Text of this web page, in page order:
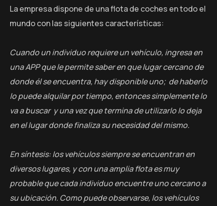
La empresa dispone de una flota de coches en todo el
mundo con las siguientes características:
Cuando un individuo requiere un vehículo, ingresa en
una APP que le permite saber en que lugar cercano de
donde él se encuentra, hay disponible uno; de haberlo
lo puede alquilar por tiempo, entonces simplemente lo
va a buscar y una vez que termina de utilizarlo lo deja
en el lugar donde finaliza su necesidad del mismo.
En síntesis: los vehículos siempre se encuentran en
diversos lugares, y con una amplia flota es muy
probable que cada individuo encuentre uno cercano a
su ubicación. Como puede observarse, los vehículos